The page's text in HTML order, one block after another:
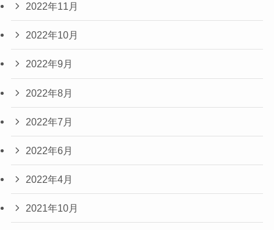
2022年11月
2022年10月
2022年9月
2022年8月
2022年7月
2022年6月
2022年4月
2021年10月